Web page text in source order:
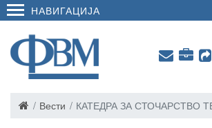
НАВИГАЦИЈА
Вести КАТЕДРА ЗА СТОЧАРСТВО